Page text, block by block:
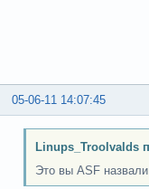
05-06-11 14:07:45
Linups_Troolvalds
Это вы ASF